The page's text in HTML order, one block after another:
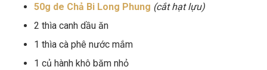
50g de Chả Bi Long Phung (cắt hạt lựu)
2 thìa canh dầu ăn
1 thìa cà phê nước mắm
1 củ hành khô băm nhỏ